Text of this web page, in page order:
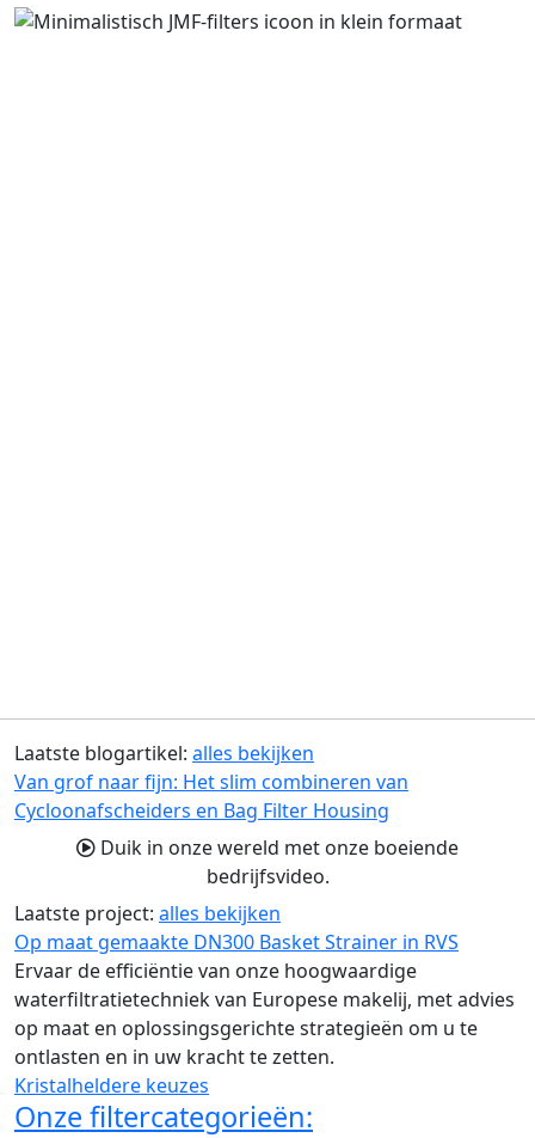
Laatste blogartikel: alles bekijken
Van grof naar fijn: Het slim combineren van
Cycloonafscheiders en Bag Filter Housing
Duik in onze wereld met onze boeiende
bedrijfsvideo.
Laatste project: alles bekijken
Op maat gemaakte DN300 Basket Strainer in RVS
Ervaar de efficiëntie van onze hoogwaardige
waterfiltratietechniek van Europese makelij, met advies
op maat en oplossingsgerichte strategieën om u te
ontlasten en in uw kracht te zetten.
Kristalheldere keuzes
Onze filtercategorieën: